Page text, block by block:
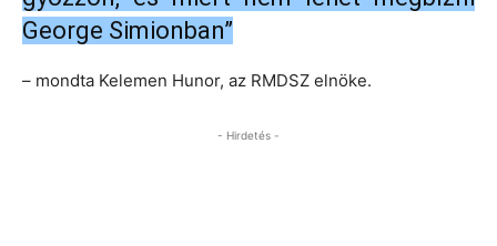
George Simionban”
– mondta Kelemen Hunor, az RMDSZ elnöke.
- Hirdetés -